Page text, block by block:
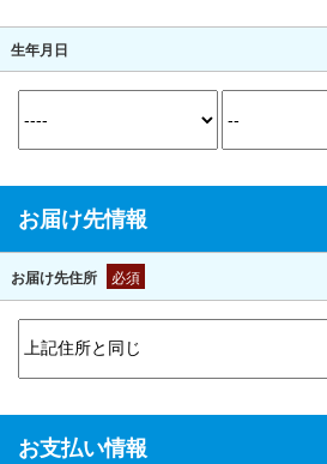
生年月日
お届け先情報
お届け先住所 必須
お支払い情報